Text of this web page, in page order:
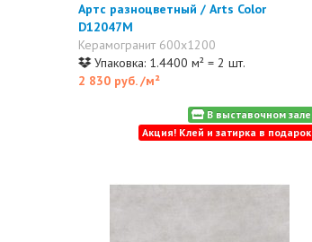
Артс разноцветный / Arts Color
D12047M
Керамогранит 600x1200
Упаковка: 1.4400 м² = 2 шт.
2 830 руб./м²
В выставочном зале
Акция! Клей и затирка в подарок